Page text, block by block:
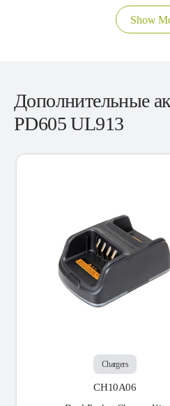
Show
Дополнительные
PD605 UL913
Chargers
CH10A06